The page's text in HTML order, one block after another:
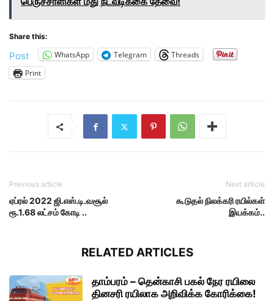
Share this:
Post WhatsApp Telegram
Threads
Print
Previous article
ஏப்ரல் 2022 ஜி.எஸ்.டி.வசூல்
ரூ.1.68 லட்சம் கோடி ..
Next article
கூடுதல் நிலக்கரி ரயில்கள்
இயக்கம்..
RELATED ARTICLES
தாம்பரம் – தென்காசி பகல் நேர ரயிலை
தினசரி ரயிலாக அறிவிக்க கோரிக்கை!